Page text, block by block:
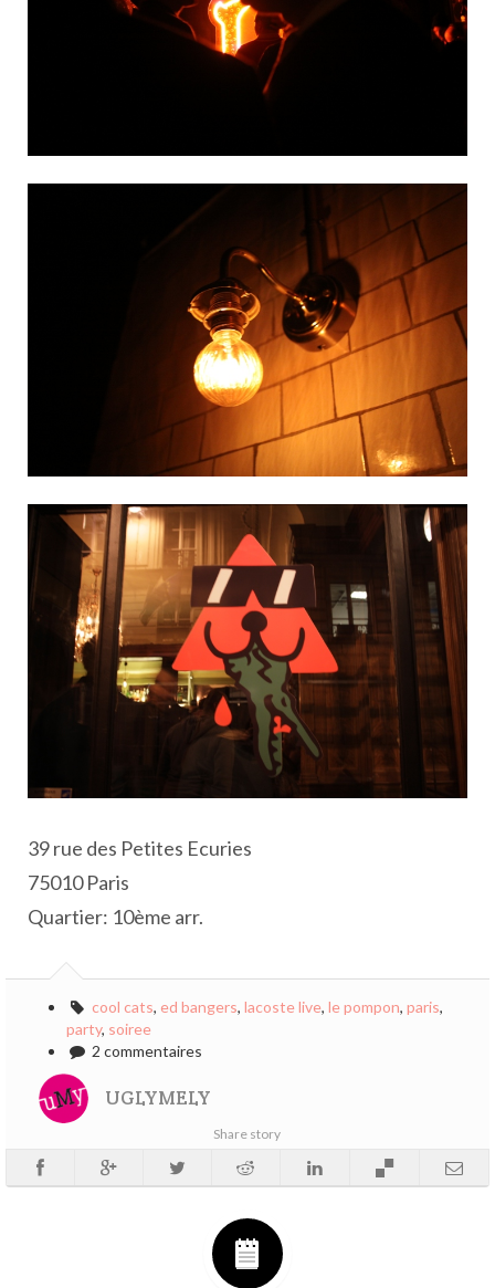
39 rue des Petites Ecuries
75010 Paris
Quartier: 10ème arr.
cool cats, ed bangers, lacoste live, le pompon, paris,
party, soiree
2 commentaires
UGLYMELY
Share story